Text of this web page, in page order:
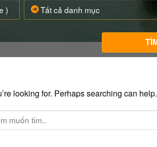
looking for. Perhaps searching can help.